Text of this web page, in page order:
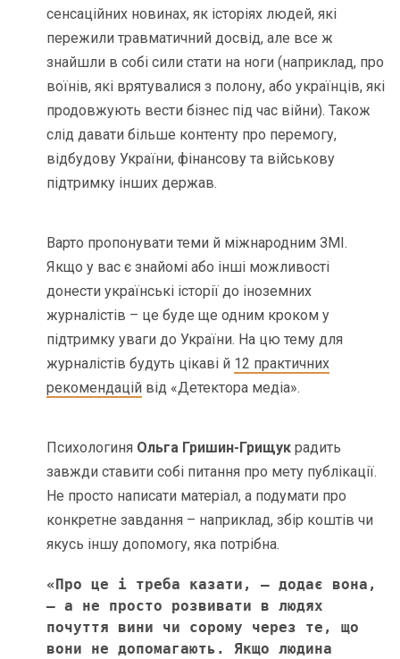
сенсаційних новинах, як історіях людей, які
пережили травматичний досвід, але все ж
знайшли в собі сили стати на ноги (наприклад, про
воїнів, які врятувалися з полону, або українців, які
продовжують вести бізнес під час війни). Також
слід давати більше контенту про перемогу,
відбудову України, фінансову та військову
підтримку інших держав.
Варто пропонувати теми й міжнародним ЗМІ.
Якщо у вас є знайомі або інші можливості
донести українські історії до іноземних
журналістів – це буде ще одним кроком у
підтримку уваги до України. На цю тему для
журналістів будуть цікаві й 12 практичних
рекомендацій від «Детектора медіа».
Психологиня Ольга Гришин-Грищук радить
завжди ставити собі питання про мету публікації.
Не просто написати матеріал, а подумати про
конкретне завдання – наприклад, збір коштів чи
якусь іншу допомогу, яка потрібна.
«Про це і треба казати, – додає вона,
– а не просто розвивати в людях
почуття вини чи сорому через те, що
вони не допомагають. Якщо людина